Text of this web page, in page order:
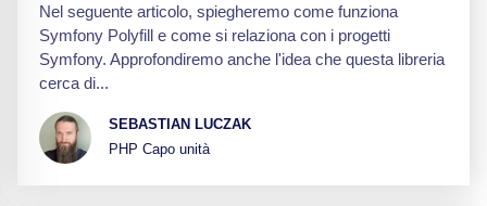
Nel seguente articolo, spiegheremo come funziona
Symfony Polyfill e come si relaziona con i progetti
Symfony. Approfondiremo anche l'idea che questa libreria
cerca di...
SEBASTIAN LUCZAK
PHP Capo unità